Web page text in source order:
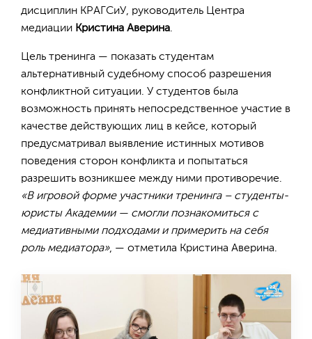
дисциплин КРАГСиУ, руководитель Центра
медиации Кристина Аверина.
Цель тренинга — показать студентам
альтернативный судебному способ разрешения
конфликтной ситуации. У студентов была
возможность принять непосредственное участие в
качестве действующих лиц в кейсе, который
предусматривал выявление истинных мотивов
поведения сторон конфликта и попытаться
разрешить возникшее между ними противоречие.
«В игровой форме участники тренинга – студенты-
юристы Академии — смогли познакомиться с
медиативными подходами и примерить на себя
роль медиатора», — отметила Кристина Аверина.